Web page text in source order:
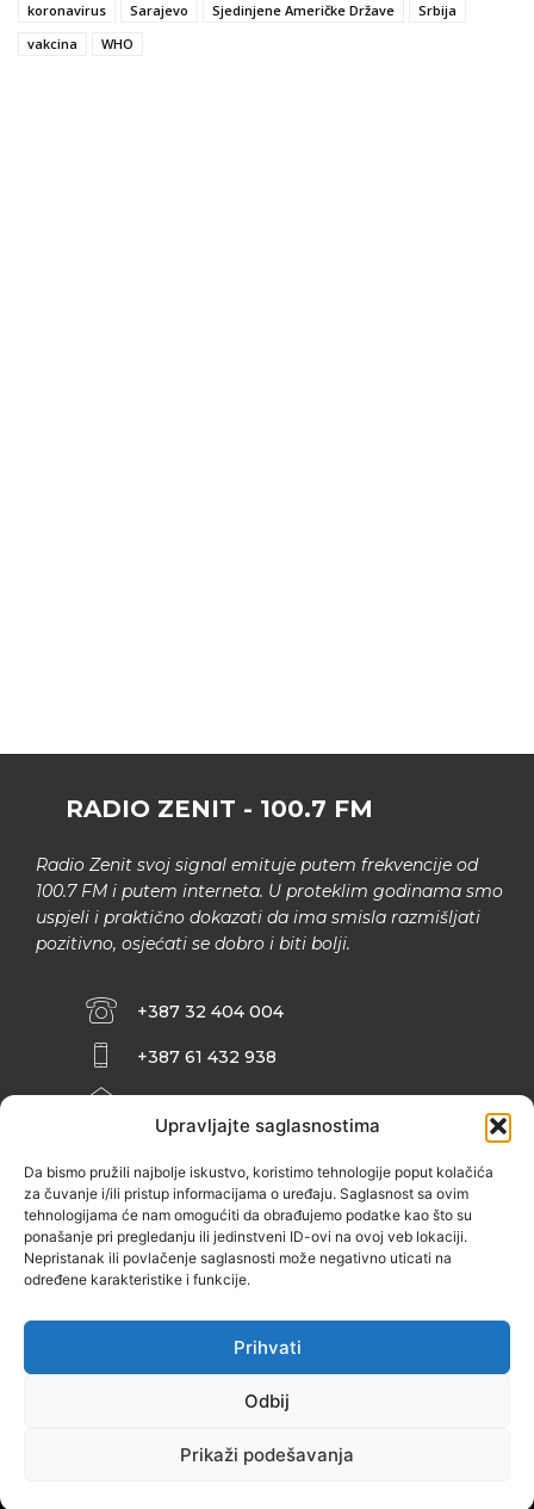
Upravljajte saglasnostima
Da bismo pružili najbolje iskustvo, koristimo tehnologije poput kolačića
za čuvanje i/ili pristup informacijama o uređaju. Saglasnost sa ovim
tehnologijama će nam omogućiti da obrađujemo podatke kao što su
ponašanje pri pregledanju ili jedinstveni ID-ovi na ovoj veb lokaciji.
Nepristanak ili povlačenje saglasnosti može negativno uticati na
određene karakteristike i funkcije.
Prihvati
Odbij
Prikaži podešavanja
koronavirus
Sarajevo Sjedinjene Američke Države
Srbija
vakcina
WHO
RADIO ZENIT - 100.7 FM
Radio Zenit svoj signal emituje putem frekvencije od
100.7 FM i putem interneta. U proteklim godinama smo
uspjeli i praktično dokazati da ima smisla razmišljati
pozitivno, osjećati se dobro i biti bolji.
+387 32 404 004
+387 61 432 938
ZENIČANKA, 3. SPRAT), 72000 ZENICA